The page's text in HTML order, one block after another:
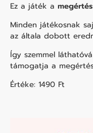
Ez a játék a
Minden játékosnak
az általa dobott
Így szemmel
támogatja a
Értéke: 1490 Ft